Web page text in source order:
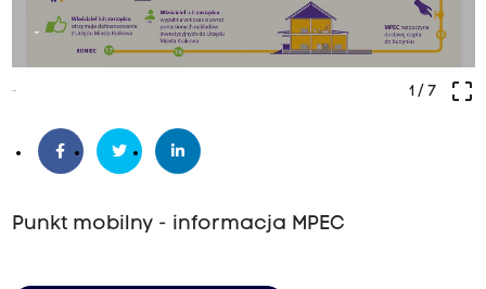
-
- crop_free
1/ 7
Punkt mobilny - informacja MPEC